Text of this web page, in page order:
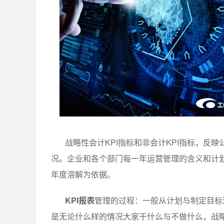
战略性会计KPI指标和非会计KPI指标，反
况。企业和各个部门每一年运营管理的含义和
年度溶解为依据。
KPI报表管理的过程：一般从计划与制定目
是无论什么样的情况大家干什么与不做什么，